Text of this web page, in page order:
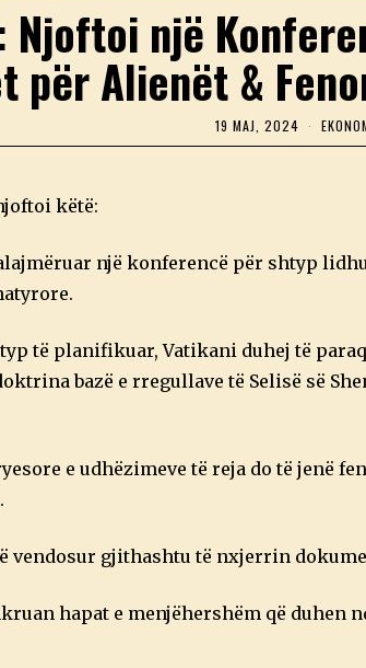
Njoftoi një
për Alienët &
19 MAJ, 2024
9
2
këtë:
një konferencë për shtyp
të planifikuar, Vatikani duhej të
bazë e rregullave të Selisë së
e udhëzimeve të reja do të jenë
vendosur gjithashtu të nxjerrin
hapat e menjëhershëm që duhen